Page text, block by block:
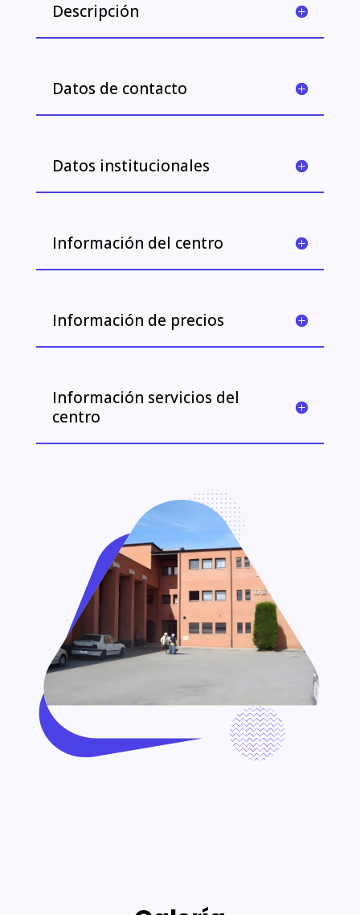
Descripción
Datos de contacto
Datos institucionales
Información del centro
Información de precios
Información servicios del
centro